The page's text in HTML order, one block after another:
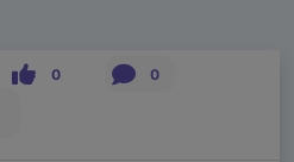
0 0